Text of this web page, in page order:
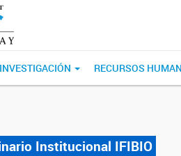
INVESTIGACIÓN RECURSOS
Institucional IFIBIO